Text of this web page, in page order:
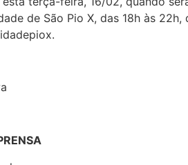
de São Pio X, das 18h às